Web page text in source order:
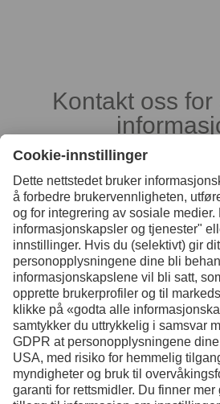
Kontakt oss
Kontakt
Facebook